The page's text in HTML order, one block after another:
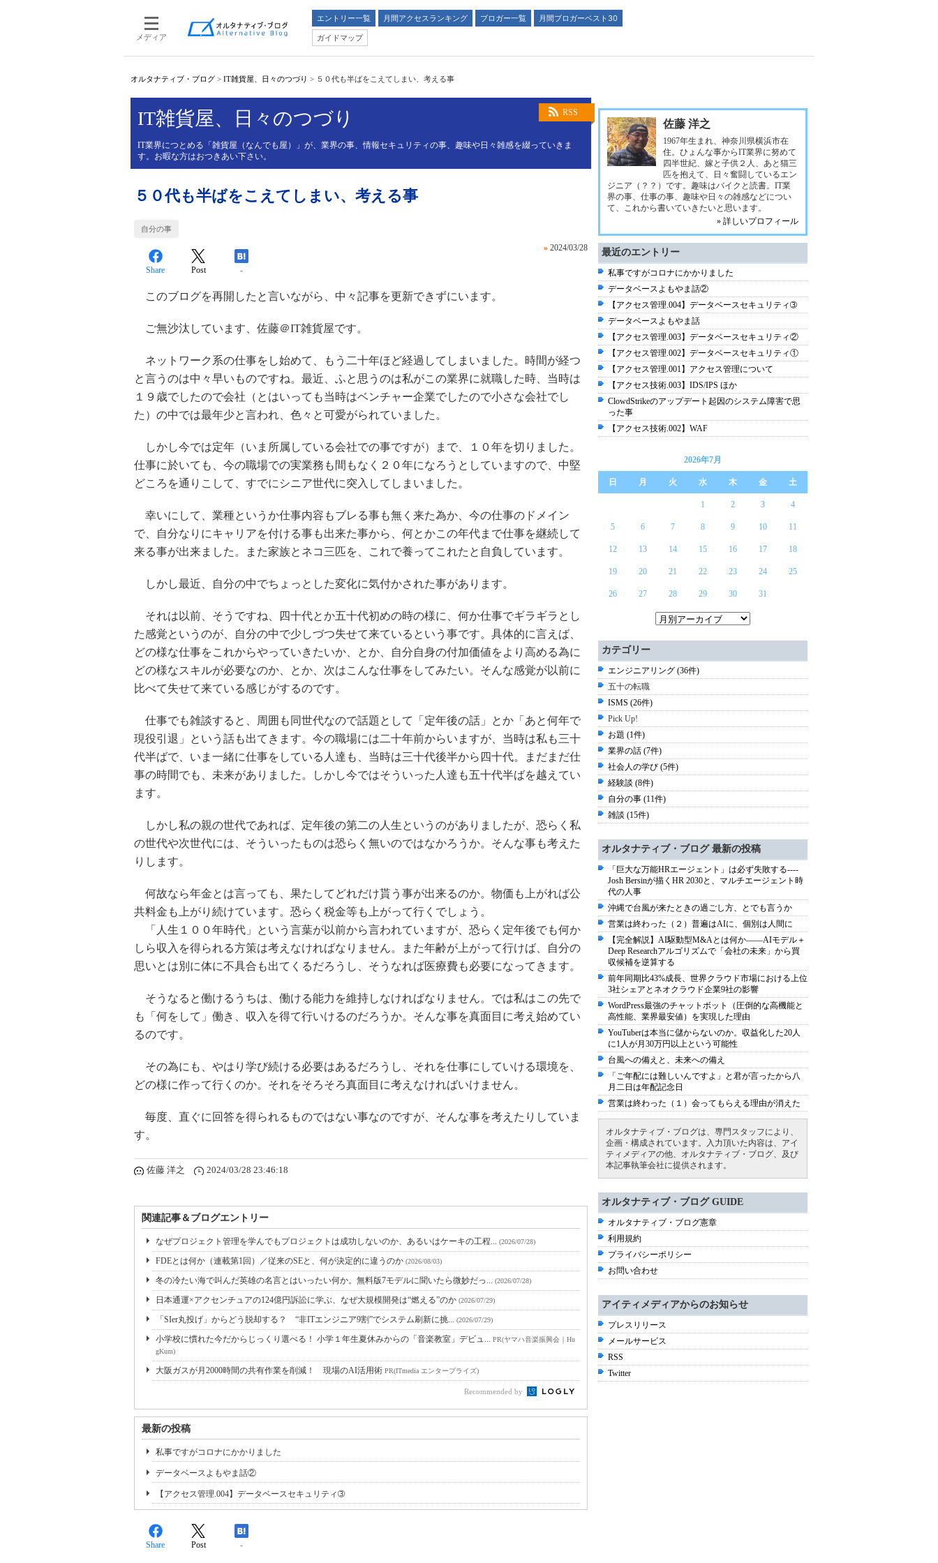
メディア
エントリー一覧 月間アクセスランキング ブロガー一覧
月間ブロガーベスト30
ガイドマップ
オルタナティブ・ブログ > IT雑貨屋、日々のつづり > ５０代も半ばをこえてしまい、考える事
RSS
IT雑貨屋、日々のつづり
IT業界につとめる「雑貨屋（なんでも屋）」が、業界の事、情報セキュリティの事、趣味や日々雑感を綴っていきま
す。お暇な方はおつきあい下さい。
５０代も半ばをこえてしまい、考える事
自分の事
» 2024/03/28
Share Post -
このブログを再開したと言いながら、中々記事を更新できずにいます。
ご無沙汰しています、佐藤＠IT雑貨屋です。
ネットワーク系の仕事をし始めて、もう二十年ほど経過してしまいました。時間が経つ
と言うのは中々早いものですね。最近、ふと思うのは私がこの業界に就職した時、当時は
１９歳でしたので会社（とはいっても当時はベンチャー企業でしたので小さな会社でし
た）の中では最年少と言われ、色々と可愛がられていました。
しかし今では定年（いま所属している会社での事ですが）まで、１０年を切りました。
仕事に於いても、今の職場での実業務も間もなく２０年になろうとしていますので、中堅
どころを通りこして、すでにシニア世代に突入してしまいました。
幸いにして、業種というか仕事内容もブレる事も無く来た為か、今の仕事のドメイン
で、自分なりにキャリアを付ける事も出来た事から、何とかこの年代まで仕事を継続して
来る事が出来ました。また家族とネコ三匹を、これで養ってこれたと自負しています。
しかし最近、自分の中でちょっとした変化に気付かされた事があります。
それは以前、そうですね、四十代とか五十代初めの時の様に、何か仕事でギラギラとし
た感覚というのが、自分の中で少しづつ失せて来ているという事です。具体的に言えば、
どの様な仕事をこれからやっていきたいか、とか、自分自身の付加価値をより高める為に
どの様なスキルが必要なのか、とか、次はこんな仕事をしてみたい。そんな感覚が以前に
比べて失せて来ている感じがするのです。
仕事でも雑談すると、周囲も同世代なので話題として「定年後の話」とか「あと何年で
現役引退」という話も出てきます。今の職場には二十年前からいますが、当時は私も三十
代半ばで、いま一緒に仕事をしている人達も、当時は三十代後半から四十代。まだまだ仕
事の時間でも、未来がありました。しかし今ではそういった人達も五十代半ばを越えてい
ます。
しかし私の親の世代であれば、定年後の第二の人生というのがありましたが、恐らく私
の世代や次世代には、そういったものは恐らく無いのではなかろうか。そんな事も考えた
りします。
何故なら年金とは言っても、果たしてどれだけ貰う事が出来るのか。物価も上がれば公
共料金も上がり続けています。恐らく税金等も上がって行くでしょう。
「人生１００年時代」という言葉が以前から言われていますが、恐らく定年後でも何か
しら収入を得られる方策は考えなければなりません。また年齢が上がって行けば、自分の
思いとは別に体に不具合も出てくるだろうし、そうなれば医療費も必要になってきます。
そうなると働けるうちは、働ける能力を維持しなければなりません。では私はこの先で
も「何をして」働き、収入を得て行いけるのだろうか。そんな事を真面目に考え始めてい
るのです。
その為にも、やはり学び続ける必要はあるだろうし、それを仕事にしていける環境を、
どの様に作って行くのか。それをそろそろ真面目に考えなければいけません。
毎度、直ぐに回答を得られるものではない事なのですが、そんな事を考えたりしていま
す。
佐藤 洋之 2024/03/28 23:46:18
関連記事＆ブログエントリー
なぜプロジェクト管理を学んでもプロジェクトは成功しないのか、あるいはケーキの工程... (2026/07/28)
FDEとは何か（連載第1回）／従来のSEと、何が決定的に違うのか (2026/08/03)
冬の冷たい海で叫んだ英雄の名言とはいったい何か。無料版7モデルに聞いたら微妙だっ... (2026/07/28)
日本通運×アクセンチュアの124億円訴訟に学ぶ、なぜ大規模開発は“燃える”のか (2026/07/29)
「SIer丸投げ」からどう脱却する？ “非ITエンジニア9割”でシステム刷新に挑... (2026/07/29)
小学校に慣れた今だからじっくり選べる！ 小学１年生夏休みからの「音楽教室」デビュ... PR(ヤマハ音楽振興会｜Hu
gKum)
大阪ガスが月2000時間の共有作業を削減！ 現場のAI活用術 PR(ITmedia エンタープライズ)
Recommended by
最新の投稿
私事ですがコロナにかかりました
データベースよもやま話②
【アクセス管理.004】データベースセキュリティ➂
Share Post -
佐藤 洋之
1967年生まれ、神奈川県横浜市在
住。ひょんな事からIT業界に努めて
四半世紀、嫁と子供２人、あと猫三
匹を抱えて、日々奮闘しているエン
ジニア（？？）です。趣味はバイクと読書。IT業
界の事、仕事の事、趣味や日々の雑感などについ
て、これから書いていきたいと思います。
» 詳しいプロフィール
最近のエントリー
私事ですがコロナにかかりました
データベースよもやま話②
【アクセス管理.004】データベースセキュリティ➂
データベースよもやま話
【アクセス管理.003】データベースセキュリティ②
【アクセス管理.002】データベースセキュリティ①
【アクセス管理.001】アクセス管理について
【アクセス技術.003】IDS/IPS ほか
ClowdStrikeのアップデート起因のシステム障害で思
った事
【アクセス技術.002】WAF
2026年7月
日 月 火 水 木 金 土
1 2 3 4
5 6 7 8 9 10 11
12 13 14 15 16 17 18
19 20 21 22 23 24 25
26 27 28 29 30 31
カテゴリー
エンジニアリング (36件)
五十の転職
ISMS (26件)
Pick Up!
お題 (1件)
業界の話 (7件)
社会人の学び (5件)
経験談 (8件)
自分の事 (11件)
雑談 (15件)
オルタナティブ・ブログ 最新の投稿
「巨大な万能HRエージェント」は必ず失敗する----
Josh Bersinが描くHR 2030と、マルチエージェント時
代の人事
沖縄で台風が来たときの過ごし方、とでも言うか
営業は終わった（２）普遍はAIに、個別は人間に
【完全解説】AI駆動型M&Aとは何か――AIモデル＋
Deep Researchアルゴリズムで「会社の未来」から買
収候補を逆算する
前年同期比43%成長、世界クラウド市場における上位
3社シェアとネオクラウド企業9社の影響
WordPress最強のチャットボット（圧倒的な高機能と
高性能、業界最安値）を実現した理由
YouTuberは本当に儲からないのか。収益化した20人
に1人が月30万円以上という可能性
台風への備えと、未来への備え
「ご年配には難しいんですよ」と君が言ったから八
月二日は年配記念日
営業は終わった（１）会ってもらえる理由が消えた
オルタナティブ・ブログは、専門スタッフにより、
企画・構成されています。入力頂いた内容は、アイ
ティメディアの他、オルタナティブ・ブログ、及び
本記事執筆会社に提供されます。
オルタナティブ・ブログ GUIDE
オルタナティブ・ブログ憲章
利用規約
プライバシーポリシー
お問い合わせ
アイティメディアからのお知らせ
プレスリリース
メールサービス
RSS
Twitter